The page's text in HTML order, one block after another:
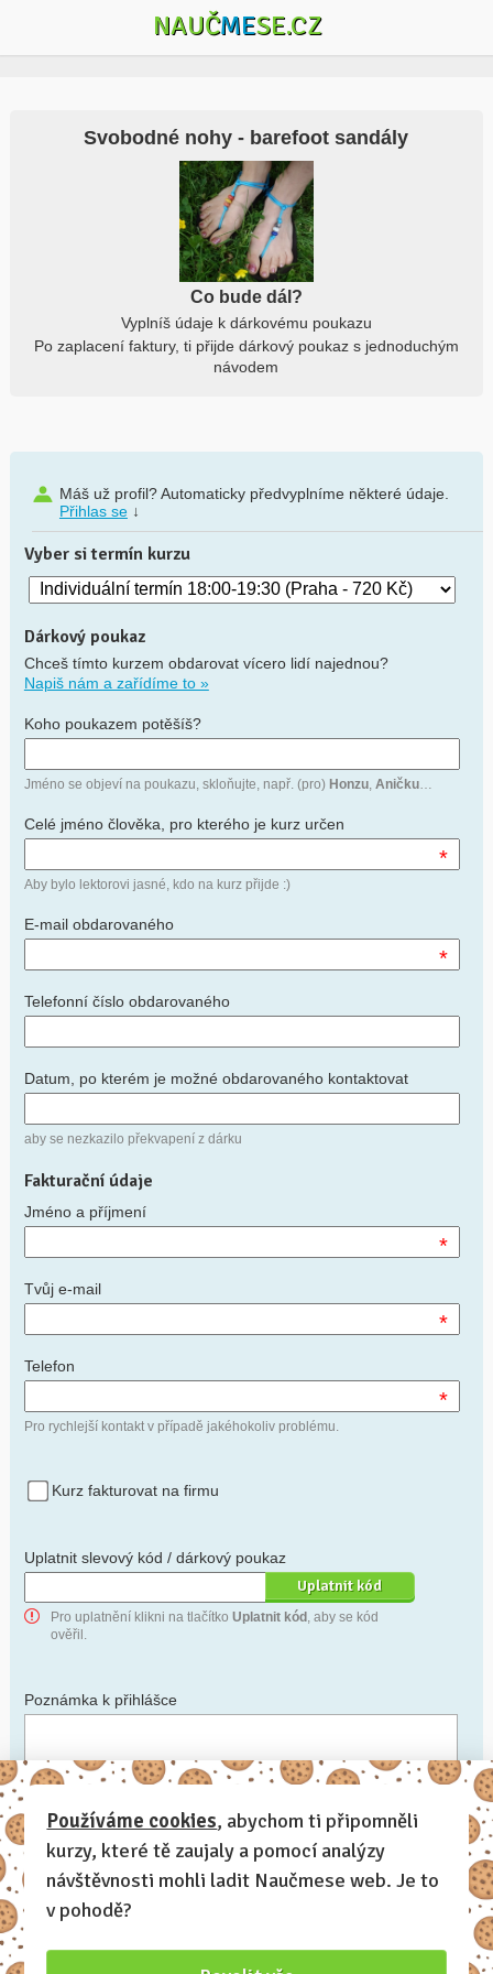
NAUČMESE.CZ
Svobodné nohy - barefoot sandály
Co bude dál?
Vyplníš údaje k dárkovému poukazu
Po zaplacení faktury, ti přijde dárkový poukaz s jednoduchým
návodem
Máš už profil? Automaticky předvyplníme některé údaje.
Přihlas se↓
Vyber si termín kurzu
Dárkový poukaz
Chceš tímto kurzem obdarovat vícero lidí najednou?
Napiš nám a zařídíme to »
Koho poukazem potěšíš?
Jméno se objeví na poukazu, skloňujte, např. (pro) Honzu, Aničku…
Celé jméno člověka, pro kterého je kurz určen
*
Aby bylo lektorovi jasné, kdo na kurz přijde :)
E-mail obdarovaného
*
Telefonní číslo obdarovaného
Datum, po kterém je možné obdarovaného kontaktovat
aby se nezkazilo překvapení z dárku
Fakturační údaje
Jméno a příjmení
*
Tvůj e-mail
*
Telefon
*
Pro rychlejší kontakt v případě jakéhokoliv problému.
Kurz fakturovat na firmu
Uplatnit slevový kód / dárkový poukaz
Pro uplatnění klikni na tlačítko Uplatnit kód, aby se kód
ověřil.
Poznámka k přihlášce
Chceš-li se na cokoli zeptat, nebo ke své přihlášce poznamenat.
Anonymní profil – odesláním přihlášky se automaticky
vytvoří tvůj profil na Naučmese. Zatrhni tuto volbu a profil
bude skrytý.
Chci dostávat Naučmese newsletter
Používáme cookies, abychom ti připomněli
kurzy, které tě zaujaly a pomocí analýzy
návštěvnosti mohli ladit Naučmese web. Je to
v pohodě?